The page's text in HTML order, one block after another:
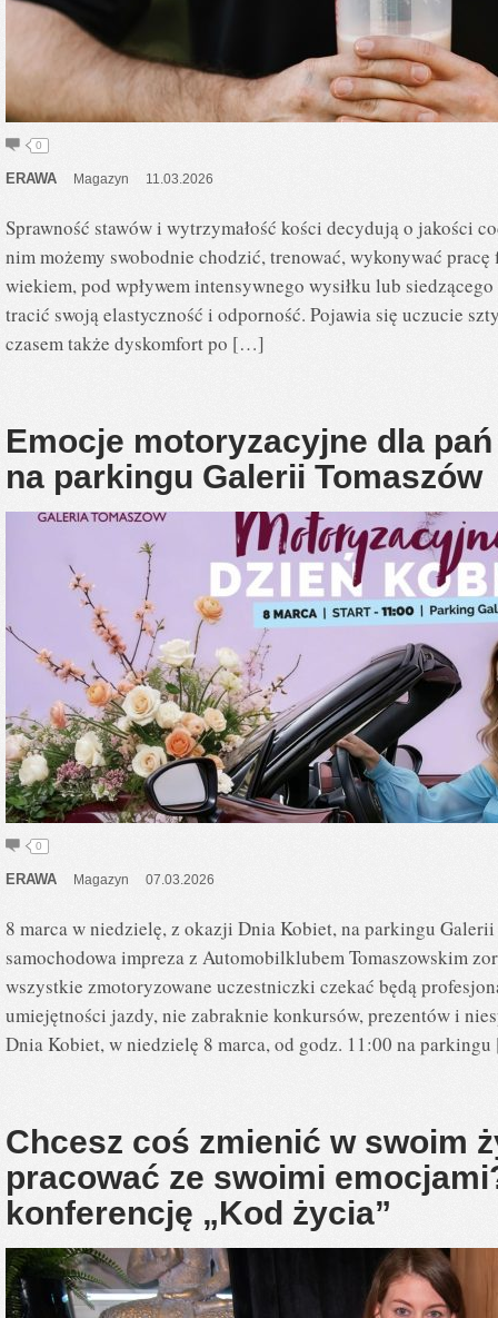
0
ERAWA Magazyn 11.03.2026
Sprawność stawów i wytrzymałość kości decydują o jakości
nim możemy swobodnie chodzić, trenować, wykonywać
wiekiem, pod wpływem intensywnego wysiłku lub
tracić swoją elastyczność i odporność. Pojawia się uczucie
czasem także dyskomfort po […]
Emocje motoryzacyjne dla
na parkingu Galerii Tomaszów
0
ERAWA Magazyn 07.03.2026
8 marca w niedzielę, z okazji Dnia Kobiet, na parkingu Galerii
samochodowa impreza z Automobilklubem Tomaszowskim
wszystkie zmotoryzowane uczestniczki czekać będą
umiejętności jazdy, nie zabraknie konkursów, prezentów i
Dnia Kobiet, w niedzielę 8 marca, od godz. 11:00 na
Chcesz coś zmienić w swoim
pracować ze swoimi
konferencję „Kod życia”